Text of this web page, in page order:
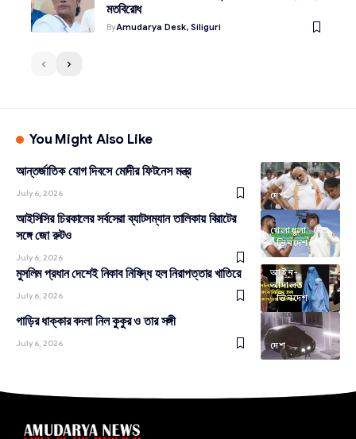
মতবিরোধ
ByAmudarya Desk, Siliguri
You Might Also Like
দেশ
আন্তর্জাতিক যোগ দিবসে মোদীর ফিটনেস মন্ত্র
July 6, 2026
খেলাধূলা দেশ
ভিনদেশ
আইসিসির চিরকালের সর্বসেরা ব্যাটসম্যান তালিকায় বিরাটের
সঙ্গে জো রুটও
July 6, 2026
আইন-
আদালত
ভিনদেশ
মুসলিম প্রধান দেশেই নিকাব নিষিদ্ধ হল নিরাপত্তার খাতিরে
July 6, 2026
দেশ
গাড়ির ধাক্কার বদলা নিল কুকুর ও তার সঙ্গী
July 6, 2026